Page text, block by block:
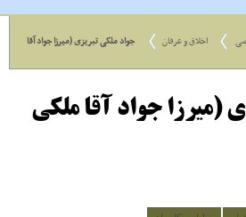
اخلاق و عرفان
جواد ملکی تبریزی (میرزا جواد آقا
(میرزا جواد آقا ملکی